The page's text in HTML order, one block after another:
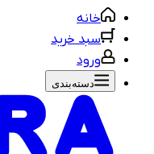
خانه
سبد خرید
ورود
دسته‌بندی‌